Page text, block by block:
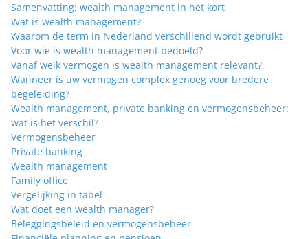
Samenvatting: wealth management in het kort
Wat is wealth management?
Waarom de term in Nederland verschillend wordt gebruikt
Voor wie is wealth management bedoeld?
Vanaf welk vermogen is wealth management relevant?
Wanneer is uw vermogen complex genoeg voor bredere
begeleiding?
Wealth management, private banking en vermogensbeheer:
wat is het verschil?
Vermogensbeheer
Private banking
Wealth management
Family office
Vergelijking in tabel
Wat doet een wealth manager?
Beleggingsbeleid en vermogensbeheer